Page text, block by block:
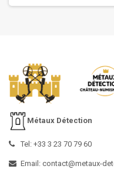
Métaux Détection
Tel: +33 3 23 70 79 60
Email: contact@metaux-